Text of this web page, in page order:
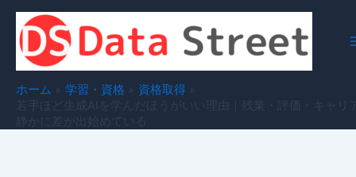
ホーム 学習・資格
資格取得
若手ほど生成AIを学んだほうがいい理由｜残業・評価・キャリ
静かに差が出始めている